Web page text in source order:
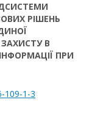
РІШЕНЬ
В
ПРИ
109-1-3